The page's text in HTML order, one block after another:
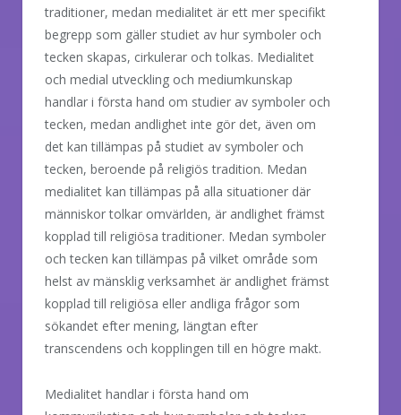
traditioner, medan medialitet är ett mer specifikt
begrepp som gäller studiet av hur symboler och
tecken skapas, cirkulerar och tolkas. Medialitet
och medial utveckling och mediumkunskap
handlar i första hand om studier av symboler och
tecken, medan andlighet inte gör det, även om
det kan tillämpas på studiet av symboler och
tecken, beroende på religiös tradition. Medan
medialitet kan tillämpas på alla situationer där
människor tolkar omvärlden, är andlighet främst
kopplad till religiösa traditioner. Medan symboler
och tecken kan tillämpas på vilket område som
helst av mänsklig verksamhet är andlighet främst
kopplad till religiösa eller andliga frågor som
sökandet efter mening, längtan efter
transcendens och kopplingen till en högre makt.
Medialitet handlar i första hand om